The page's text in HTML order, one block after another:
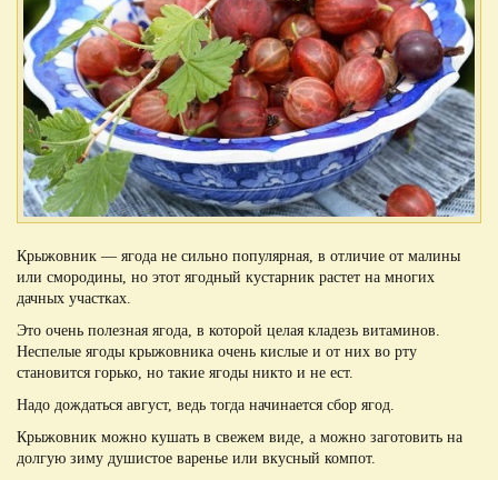
Крыжовник — ягода не сильно популярная, в отличие от малины
или смородины, но этот ягодный кустарник растет на многих
дачных участках.
Это очень полезная ягода, в которой целая кладезь витаминов.
Неспелые ягоды крыжовника очень кислые и от них во рту
становится горько, но такие ягоды никто и не ест.
Надо дождаться август, ведь тогда начинается сбор ягод.
Крыжовник можно кушать в свежем виде, а можно заготовить на
долгую зиму душистое варенье или вкусный компот.